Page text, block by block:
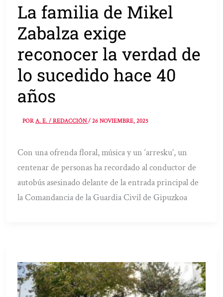
La familia de Mikel
Zabalza exige
reconocer la verdad de
lo sucedido hace 40
años
PORA. E. / REDACCIÓN/26 NOVIEMBRE, 2025
Con una ofrenda floral, música y un ‘arresku’, un
centenar de personas ha recordado al conductor de
autobús asesinado delante de la entrada principal de
la Comandancia de la Guardia Civil de Gipuzkoa